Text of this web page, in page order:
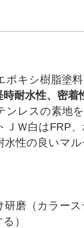
ポキシ樹脂塗
耐水性、密着
ンレスの素地
Ｗ白はFRP
水性の良いマ
磨（カラー
）